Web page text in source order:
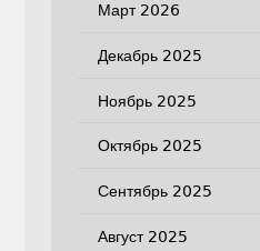
Март 2026
Декабрь 2025
Ноябрь 2025
Октябрь 2025
Сентябрь 2025
Август 2025